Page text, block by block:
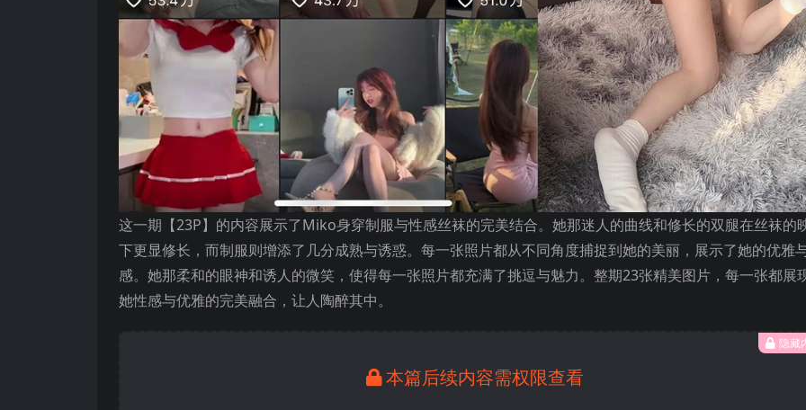
这一期【23P】的内容展示了Miko身穿制服与性感丝袜的完美结合。她那迷人的曲线和修长的双腿在丝袜的
下更显修长，而制服则增添了几分成熟与诱惑。每一张照片都从不同角度捕捉到她的美丽，展示了她的优雅
感。她那柔和的眼神和诱人的微笑，使得每一张照片都充满了挑逗与魅力。整期23张精美图片，每一张都展
她性感与优雅的完美融合，让人陶醉其中。
隐藏
本篇后续内容需权限查看